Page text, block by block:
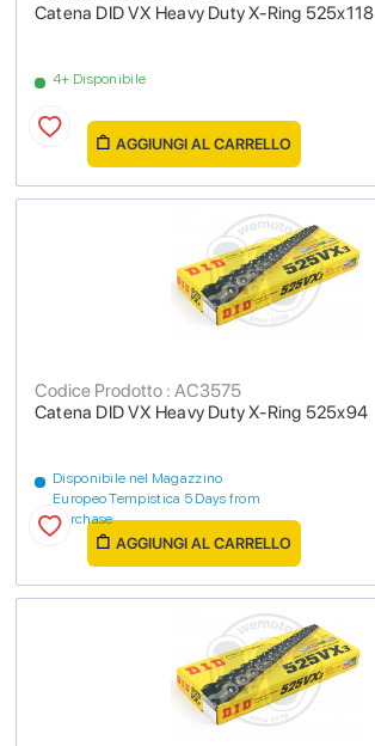
Catena DID VX Heavy Duty X-Ring 525x118
4+ Disponibile
AGGIUNGI AL CARRELLO
Catena DID VX Heavy Duty X-Ring 525x94
Codice Prodotto : AC3575
Disponibile nel Magazzino
Europeo Tempistica 5 Days from
purchase
AGGIUNGI AL CARRELLO